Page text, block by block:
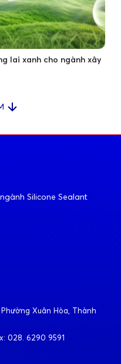
lai xanh cho ngành xây
Silicone Sealant
Xuân Hòa, Thành
028. 6290 9591